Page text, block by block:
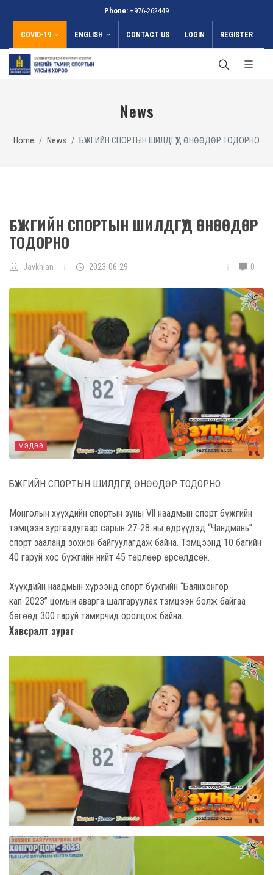
Phone: +976-262449
COVID-19 ENGLISH CONTACT US LOGIN REGISTER
News
Home News БҮЖГИЙН СПОРТЫН ШИЛДГҮҮД ӨНӨӨДӨР ТОДОРНО
БҮЖГИЙН СПОРТЫН ШИЛДГҮҮД ӨНӨӨДӨР
ТОДОРНО
Javkhlan 2023-06-29 0
МЭДЭЭ
БҮЖГИЙН СПОРТЫН ШИЛДГҮҮД ӨНӨӨДӨР ТОДОРНО
Монголын хүүхдийн спортын зуны Vll наадмын спорт бүжгийн
тэмцээн зургаадугаар сарын 27-28-ны өдрүүдэд “Чандмань”
спорт зааланд зохион байгуулагдаж байна. Тэмцээнд 10 багийн
40 гаруй хос бүжгийн нийт 45 төрлөөр өрсөлдсөн.
Хүүхдийн наадмын хүрээнд спорт бүжгийн “Баянхонгор
кап-2023” цомын аварга шалгаруулах тэмцээн болж байгаа
бөгөөд 300 гаруй тамирчид оролцож байна.
Хавсралт зураг